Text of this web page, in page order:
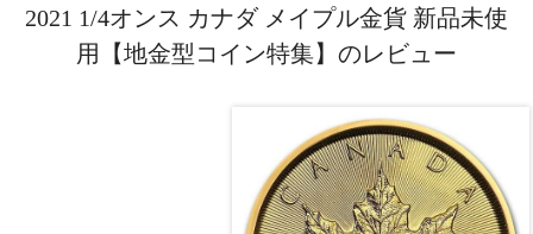
2021 1/4オンス カナダ メイプル金貨 新品未使
用【地金型コイン特集】のレビュー